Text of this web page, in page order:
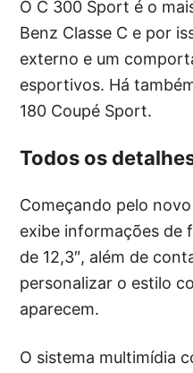
O C 300 Sport é o
Benz Classe C e por
externo e um
esportivos. Há
180 Coupé Sport.
Todos os
Começando pelo
exibe informações de
de 12,3″, além de
personalizar o estilo
aparecem.
O sistema multimídia